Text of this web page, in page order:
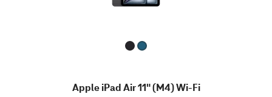
Apple iPad Air 11" (M4) Wi-Fi